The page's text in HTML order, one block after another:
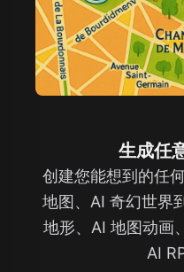
生成任
创建您能想到的任
地图、AI 奇幻世界
地形、AI 地图动画
AI